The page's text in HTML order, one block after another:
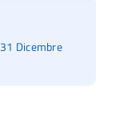
31 Dicembre